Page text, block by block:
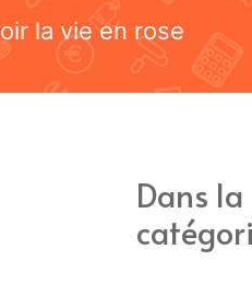
la vie en rose
Dans